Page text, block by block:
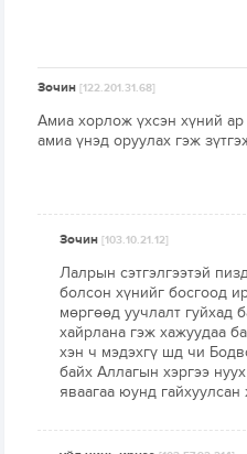
Зочин[122.201.31.68]
Амиа хорлож үхсэн хүний
амиа үнэд оруулах гэж
Зочин[103.10.21.12]
Лалрын сэтгэлгээтэй
болсон хүнийг босгоод
мөргөөд уучлалт гуйхад
хайрлана гэж хажуудаа
хэн ч мэдэхгү шд чи
байх Аллагын хэргээ
яваагаа юунд